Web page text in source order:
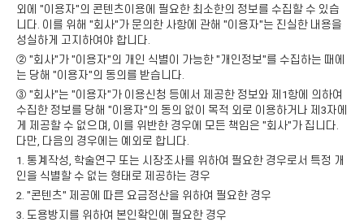
외에 "이용자"의 콘텐츠이용에 필요한 최소한의 정보를 수집할 수 있습
니다. 이를 위해 "회사"가 문의한 사항에 관해 "이용자"는 진실한 내용을
성실하게 고지하여야 합니다.
② "회사"가 "이용자"의 개인 식별이 가능한 "개인정보"를 수집하는 때에
는 당해 "이용자"의 동의를 받습니다.
③ "회사"는 "이용자"가 이용신청 등에서 제공한 정보와 제1항에 의하여
수집한 정보를 당해 "이용자"의 동의 없이 목적 외로 이용하거나 제3자에
게 제공할 수 없으며, 이를 위반한 경우에 모든 책임은 "회사"가 집니다.
다만, 다음의 경우에는 예외로 합니다.
1. 통계작성, 학술연구 또는 시장조사를 위하여 필요한 경우로서 특정 개
인을 식별할 수 없는 형태로 제공하는 경우
2. "콘텐츠" 제공에 따른 요금정산을 위하여 필요한 경우
3. 도용방지를 위하여 본인확인에 필요한 경우